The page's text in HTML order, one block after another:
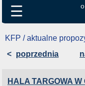
☰
KFP / aktualne
< poprzednia
HALA TARGOWA